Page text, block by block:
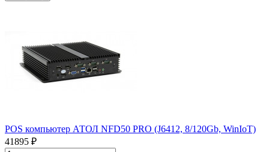
POS компьютер АТОЛ NFD50 PRO (J6412, 8/120Gb, WinIoT)
41895 ₽